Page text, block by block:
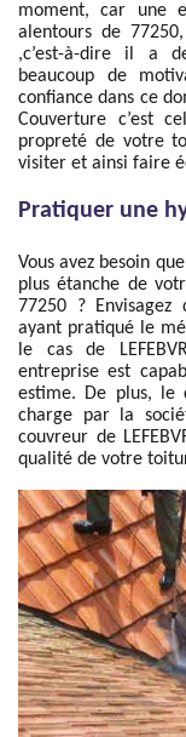
moment, car une
alentours de
,c’est-à-dire il a
beaucoup de
confiance dans ce
Couverture c’est
propreté de votre
visiter et ainsi faire
Pratiquer une
Vous avez besoin
plus étanche de
77250 ? Envisagez
ayant pratiqué le
le cas de
entreprise est
estime. De plus, le
charge par la
couvreur de
qualité de votre